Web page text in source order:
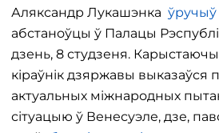
Аляксандр Лукашэнка ўручыў
абстаноўцы ў Палацы
дзень, 8 студзеня.
кіраўнік дзяржавы выказаўся
актуальных міжнародных
сітуацыю ў Венесуэле, дзе,